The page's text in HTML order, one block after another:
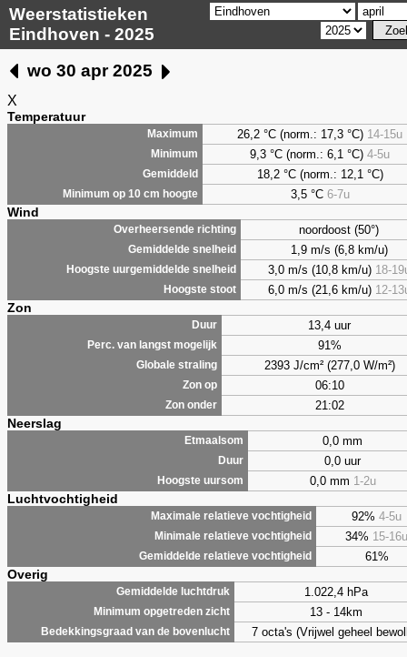
Weerstatistieken
Eindhoven - 2025
wo 30 apr 2025
X
Temperatuur
Maximum 26,2 °C (norm.: 17,3 °C) 14-15u
Minimum 9,3 °C (norm.: 6,1 °C) 4-5u
Gemiddeld 18,2 °C (norm.: 12,1 °C)
Minimum op 10 cm hoogte 3,5°C 6-7u
Wind
Overheersende richting noordoost (50°)
Gemiddelde snelheid 1,9 m/s (6,8 km/u)
Hoogste uurgemiddelde snelheid 3,0 m/s (10,8 km/u) 18-
Hoogste stoot 6,0 m/s (21,6 km/u) 12-
Zon
Duur 13,4 uur
Perc. van langst mogelijk 91%
Globale straling 2393 J/cm² (277,0 W/m²)
Zon op 06:10
Zon onder 21:02
Neerslag
Etmaalsom 0,0 mm
Duur 0,0 uur
Hoogste uursom 0,0 mm 1-2u
Luchtvochtigheid
Maximale relatieve vochtigheid 92% 4-5u
Minimale relatieve vochtigheid 34% 15-16u
Gemiddelde relatieve vochtigheid 61%
Overig
Gemiddelde luchtdruk 1.022,4 hPa
Minimum opgetreden zicht 13 - 14km
Bedekkingsgraad van de bovenlucht 7 octa's (Vrijwel geheel